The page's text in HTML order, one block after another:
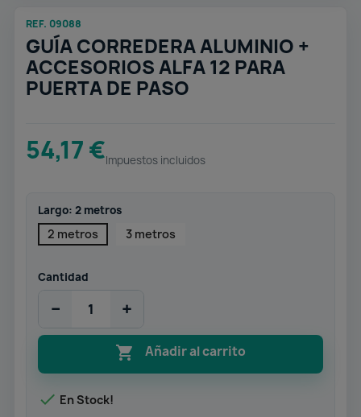
REF. 09088
GUÍA CORREDERA ALUMINIO +
ACCESORIOS ALFA 12 PARA
PUERTA DE PASO
54,17 €Impuestos incluidos
Largo: 2 metros
2 metros 3 metros
Cantidad
− +
 Añadir al carrito
 En Stock!